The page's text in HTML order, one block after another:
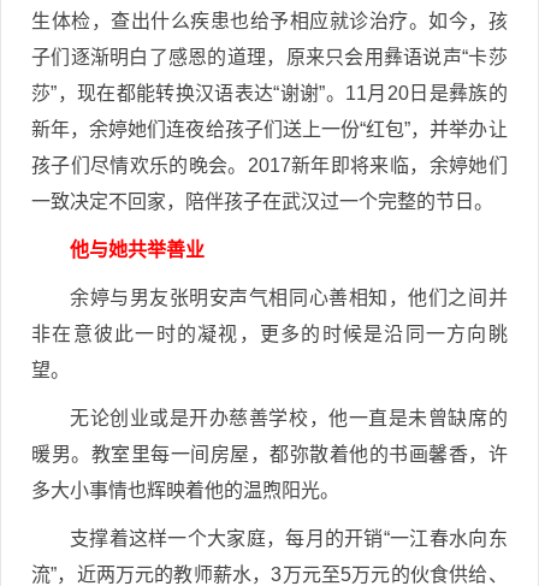
生体检，查出什么疾患也给予相应就诊治疗。如今，孩
子们逐渐明白了感恩的道理，原来只会用彝语说声“卡莎
莎”，现在都能转换汉语表达“谢谢”。11月20日是彝族的
新年，余婷她们连夜给孩子们送上一份“红包”，并举办让
孩子们尽情欢乐的晚会。2017新年即将来临，余婷她们
一致决定不回家，陪伴孩子在武汉过一个完整的节日。
他与她共举善业
余婷与男友张明安声气相同心善相知，他们之间并
非在意彼此一时的凝视，更多的时候是沿同一方向眺
望。
无论创业或是开办慈善学校，他一直是未曾缺席的
暖男。教室里每一间房屋，都弥散着他的书画馨香，许
多大小事情也辉映着他的温煦阳光。
支撑着这样一个大家庭，每月的开销“一江春水向东
流”，近两万元的教师薪水，3万元至5万元的伙食供给、